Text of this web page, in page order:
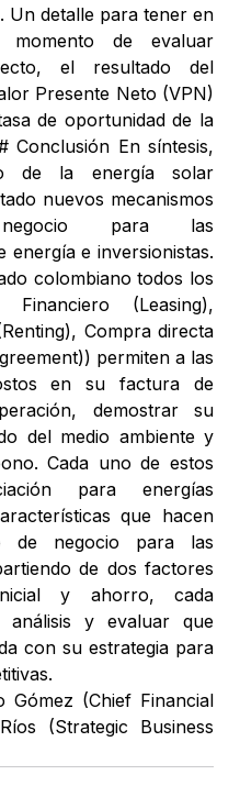
Un detalle para tener en
de evaluar
el resultado del
Presente Neto (VPN)
de oportunidad de la
Conclusión En síntesis,
de la energía solar
nuevos mecanismos
para las
energía e inversionistas.
colombiano todos los
Financiero (Leasing),
Compra directa
permiten a las
en su factura de
demostrar su
del medio ambiente y
Cada uno de estos
para energías
que hacen
de negocio para las
de dos factores
y ahorro, cada
y evaluar que
con su estrategia para
Gómez (Chief Financial
(Strategic Business